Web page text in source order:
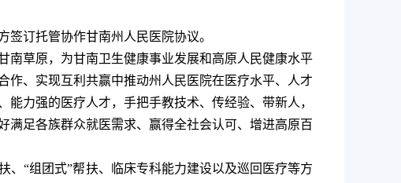
订托管协作甘南州人民医院协议。
南草原，为甘南卫生健康事业发展和高原人民健康水平
作、实现互利共赢中推动州人民医院在医疗水平、人才
力强的医疗人才，手把手教技术、传经验、带新人，
满足各族群众就医需求、赢得全社会认可、增进高原百
“组团式”帮扶、临床专科能力建设以及巡回医疗等方